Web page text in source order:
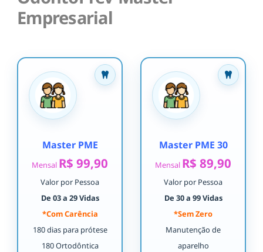
Empresarial
Master PME
Mensal R$ 99,90
Valor por Pessoa
De 03 a 29 Vidas
*Com Carência
180 dias para prótese
180 Ortodôntica
Master PME 30
Mensal R$ 89,90
Valor por Pessoa
De 30 a 99 Vidas
*Sem Zero
Manutenção de
aparelho